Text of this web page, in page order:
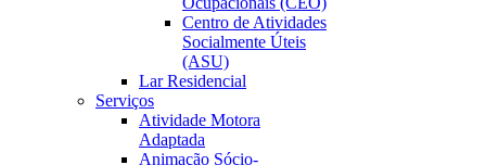
Centro de Atividades
Socialmente Úteis
(ASU)
Lar Residencial
Serviços
Atividade Motora
Adaptada
Animação Sócio-